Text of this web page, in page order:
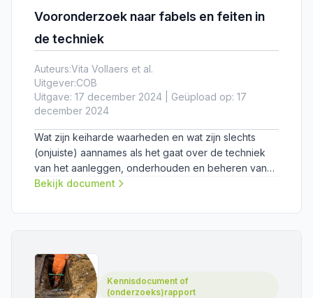
Vooronderzoek naar fabels en feiten in
de techniek
Auteurs:Vita Vollaers et al.
Uitgever:COB
Uitgave: 17 december 2024 | Geüpload op: 17
december 2024
Wat zijn keiharde waarheden en wat zijn slechts
(onjuiste) aannames als het gaat over de techniek
van het aanleggen, onderhouden en beheren van
kabels en leidingen? In dit vooronderzoek heeft het
thema’s er behoefte is aan duidelijkheid.
Bekijk document
Kennisdocument of
(onderzoeks)rapport